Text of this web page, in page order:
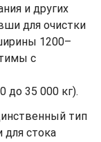
и других
для очистки
1200–
с
до 35 000 кг).
тип
стока